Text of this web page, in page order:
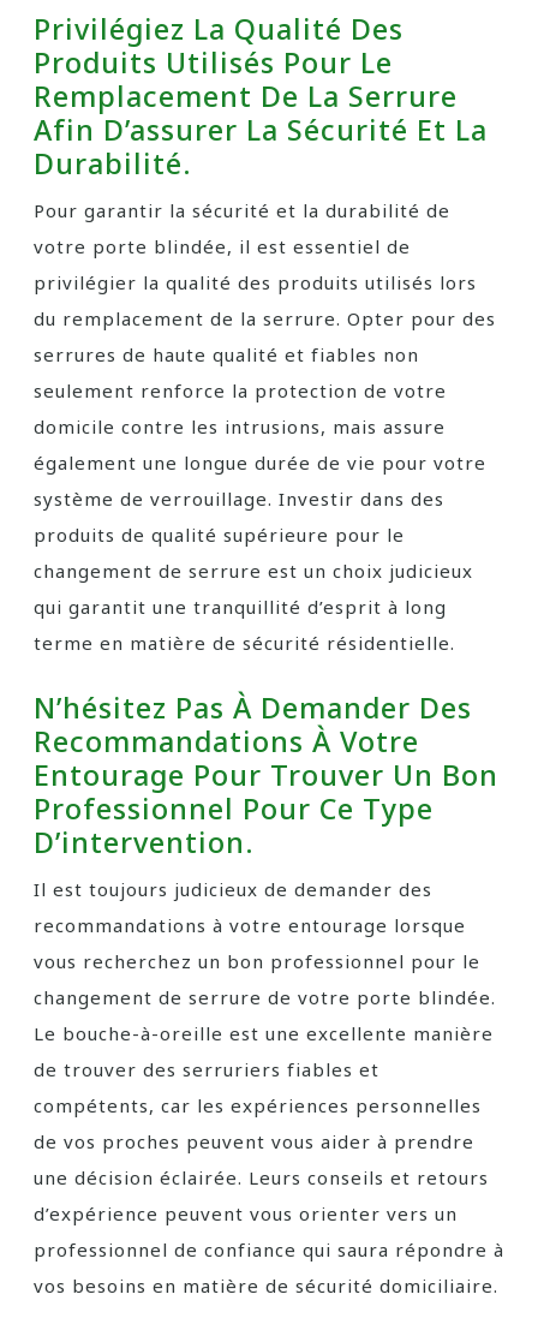
Privilégiez La Qualité Des
Produits Utilisés Pour Le
Remplacement De La Serrure
Afin D’assurer La Sécurité Et La
Durabilité.
Pour garantir la sécurité et la durabilité de
votre porte blindée, il est essentiel de
privilégier la qualité des produits utilisés lors
du remplacement de la serrure. Opter pour des
serrures de haute qualité et fiables non
seulement renforce la protection de votre
domicile contre les intrusions, mais assure
également une longue durée de vie pour votre
système de verrouillage. Investir dans des
produits de qualité supérieure pour le
changement de serrure est un choix judicieux
qui garantit une tranquillité d’esprit à long
terme en matière de sécurité résidentielle.
N’hésitez Pas À Demander Des
Recommandations À Votre
Entourage Pour Trouver Un Bon
Professionnel Pour Ce Type
D’intervention.
Il est toujours judicieux de demander des
recommandations à votre entourage lorsque
vous recherchez un bon professionnel pour le
changement de serrure de votre porte blindée.
Le bouche-à-oreille est une excellente manière
de trouver des serruriers fiables et
compétents, car les expériences personnelles
de vos proches peuvent vous aider à prendre
une décision éclairée. Leurs conseils et retours
d’expérience peuvent vous orienter vers un
professionnel de confiance qui saura répondre à
vos besoins en matière de sécurité domiciliaire.